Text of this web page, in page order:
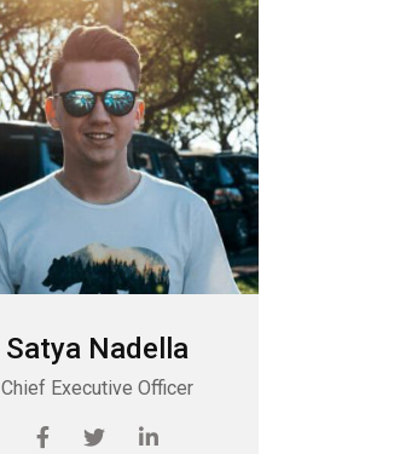
Satya Nadella
Chief Executive Officer